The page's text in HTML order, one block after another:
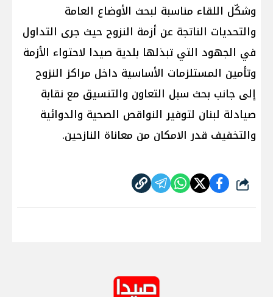
وشكّل اللقاء مناسبة لبحث الأوضاع العامة
والتحديات الناتجة عن أزمة النزوح حيث جرى التداول
في الجهود التي تبذلها بلدية صيدا لاحتواء الأزمة
وتأمين المستلزمات الأساسية داخل مراكز النزوح
إلى جانب بحث سبل التعاون والتنسيق مع نقابة
صيادلة لبنان لتوفير النواقص الصحية والدوائية
والتخفيف قدر الامكان من معاناة النازحين.
شارك